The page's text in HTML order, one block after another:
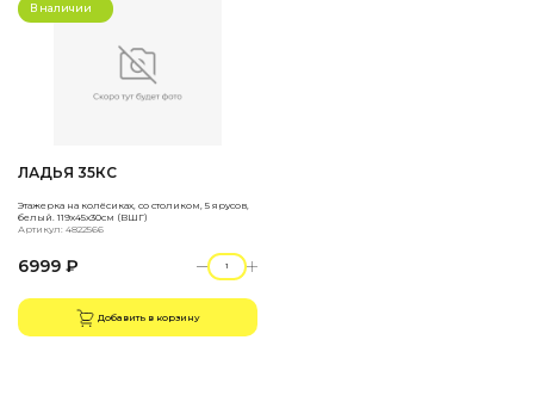
В наличии
ЛАДЬЯ 35КС
Этажерка на колёсиках, со столиком, 5 ярусов,
белый. 119х45х30см (ВШГ)
Артикул: 4822566
6999 ₽
Добавить в корзину